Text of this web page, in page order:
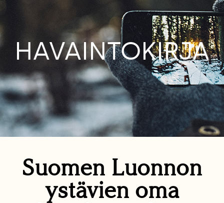
HAVAINTOKIRJA
Suomen Luonnon
ystävien oma